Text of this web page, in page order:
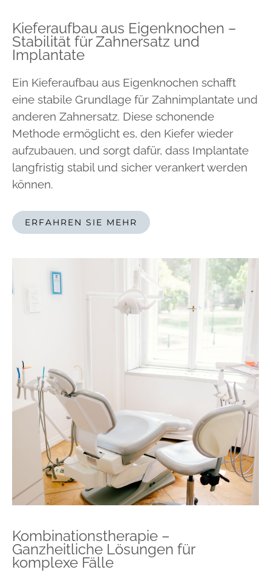
Kieferaufbau aus Eigenknochen –
Stabilität für Zahnersatz und
Implantate
Ein Kieferaufbau aus Eigenknochen schafft
eine stabile Grundlage für Zahnimplantate und
anderen Zahnersatz. Diese schonende
Methode ermöglicht es, den Kiefer wieder
aufzubauen, und sorgt dafür, dass Implantate
langfristig stabil und sicher verankert werden
können.
ERFAHREN SIE MEHR
Kombinationstherapie –
Ganzheitliche Lösungen für
komplexe Fälle